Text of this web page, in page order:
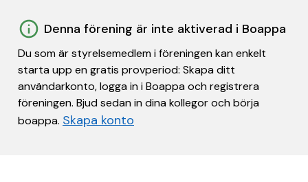
Denna förening är inte aktiverad i Boappa
Du som är styrelsemedlem i föreningen kan enkelt
starta upp en gratis provperiod: Skapa ditt
användarkonto, logga in i Boappa och registrera
föreningen. Bjud sedan in dina kollegor och börja
boappa. Skapa konto